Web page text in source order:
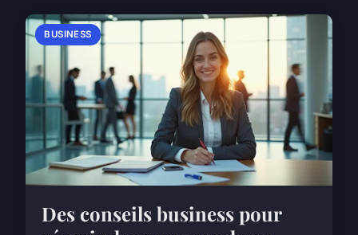
BUSINESS
Des conseils business pour